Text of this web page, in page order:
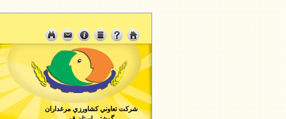
شرکت تعاوني کشاورزي مرغداران